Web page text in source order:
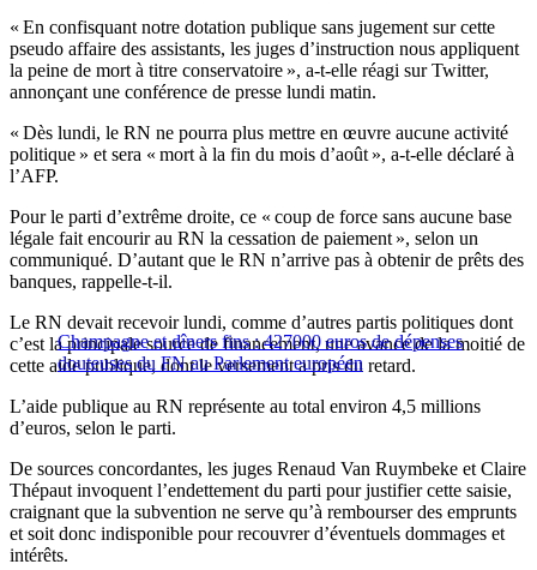
« En confisquant notre dotation publique sans jugement sur cette
pseudo affaire des assistants, les juges d’instruction nous appliquent
la peine de mort à titre conservatoire », a-t-elle réagi sur Twitter,
annonçant une conférence de presse lundi matin.
« Dès lundi, le RN ne pourra plus mettre en œuvre aucune activité
politique » et sera « mort à la fin du mois d’août », a-t-elle déclaré à
l’AFP.
Pour le parti d’extrême droite, ce « coup de force sans aucune base
légale fait encourir au RN la cessation de paiement », selon un
communiqué. D’autant que le RN n’arrive pas à obtenir de prêts des
banques, rappelle-t-il.
Champagne et dîners fins : 427000 euros de dépenses
douteuses du FN au Parlement européen
Le RN devait recevoir lundi, comme d’autres partis politiques dont
c’est la principale source de financement, une avance de la moitié de
cette aide publique, dont le versement a pris du retard.
L’aide publique au RN représente au total environ 4,5 millions
d’euros, selon le parti.
De sources concordantes, les juges Renaud Van Ruymbeke et Claire
Thépaut invoquent l’endettement du parti pour justifier cette saisie,
craignant que la subvention ne serve qu’à rembourser des emprunts
et soit donc indisponible pour recouvrer d’éventuels dommages et
intérêts.